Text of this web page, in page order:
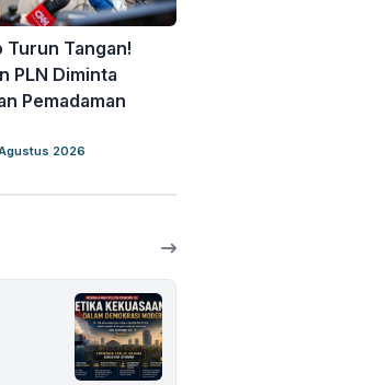
Turun Tangan!
PLN Diminta
Pemadaman
2026